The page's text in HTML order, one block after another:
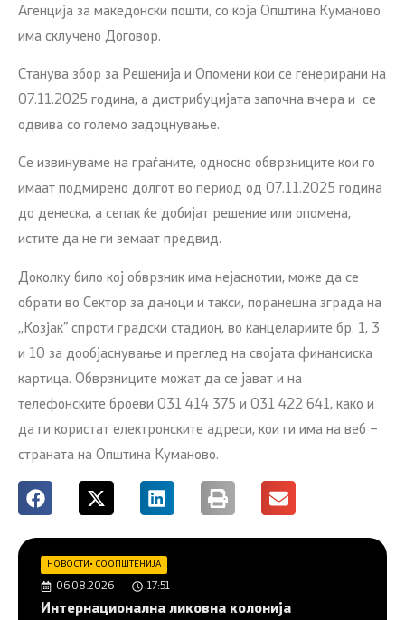
Агенција за македонски пошти, со која Општина Куманово
има склучено Договор.
Станува збор за Решенија и Опомени кои се генерирани на
07.11.2025 година, а дистрибуцијата започна вчера и се
одвива со големо задоцнување.
Се извинуваме на граѓаните, односно обврзниците кои го
имаат подмирено долгот во период од 07.11.2025 година
до денеска, а сепак ќе добијат решение или опомена,
истите да не ги земаат предвид.
Доколку било кој обврзник има нејаснотии, може да се
обрати во Сектор за даноци и такси, поранешна зграда на
,,Козјак” спроти градски стадион, во канцелариите бр. 1, 3
и 10 за дообјаснување и преглед на својата финансиска
картица. Обврзниците можат да се јават и на
телефонските броеви 031 414 375 и 031 422 641, како и
да ги користат електронските адреси, кои ги има на веб –
страната на Општина Куманово.
НОВОСТИ• СООПШТЕНИЈА
06.08.2026 17:51
Интернационална ликовна колонија